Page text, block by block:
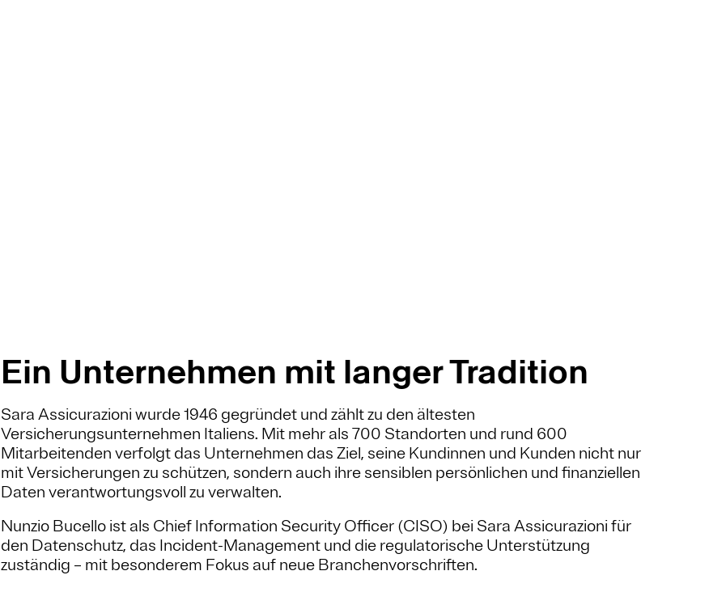
Ein Unternehmen mit langer Tradition
Sara Assicurazioni wurde 1946 gegründet und zählt zu den ältesten
Versicherungsunternehmen Italiens. Mit mehr als 700 Standorten und rund 600
Mitarbeitenden verfolgt das Unternehmen das Ziel, seine Kundinnen und Kunden nicht nur
mit Versicherungen zu schützen, sondern auch ihre sensiblen persönlichen und finanziellen
Daten verantwortungsvoll zu verwalten.
Nunzio Bucello ist als Chief Information Security Officer (CISO) bei Sara Assicurazioni für
den Datenschutz, das Incident-Management und die regulatorische Unterstützung
zuständig – mit besonderem Fokus auf neue Branchenvorschriften.